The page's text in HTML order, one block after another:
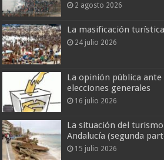
2 agosto 2026
La masificación
24 julio 2026
La opinión pública
elecciones generales
16 julio 2026
La situación del
Andalucía (segunda
15 julio 2026